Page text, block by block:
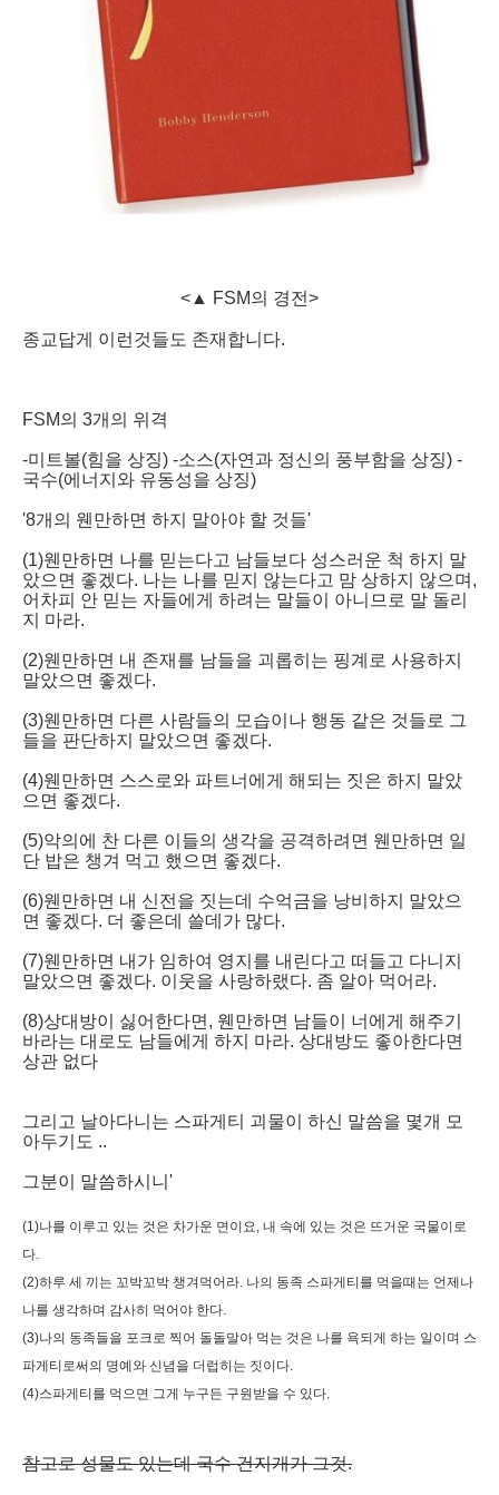
<▲ FSM의 경전>
종교답게 이런것들도 존재합니다.
FSM의 3개의 위격
-미트볼(힘을 상징) -소스(자연과 정신의 풍부함을 상징) -
국수(에너지와 유동성을 상징)
'8개의 웬만하면 하지 말아야 할 것들'
(1)웬만하면 나를 믿는다고 남들보다 성스러운 척 하지 말
았으면 좋겠다. 나는 나를 믿지 않는다고 맘 상하지 않으며,
어차피 안 믿는 자들에게 하려는 말들이 아니므로 말 돌리
지 마라.
(2)웬만하면 내 존재를 남들을 괴롭히는 핑계로 사용하지
말았으면 좋겠다.
(3)웬만하면 다른 사람들의 모습이나 행동 같은 것들로 그
들을 판단하지 말았으면 좋겠다.
(4)웬만하면 스스로와 파트너에게 해되는 짓은 하지 말았
으면 좋겠다.
(5)악의에 찬 다른 이들의 생각을 공격하려면 웬만하면 일
단 밥은 챙겨 먹고 했으면 좋겠다.
(6)웬만하면 내 신전을 짓는데 수억금을 낭비하지 말았으
면 좋겠다. 더 좋은데 쓸데가 많다.
(7)웬만하면 내가 임하여 영지를 내린다고 떠들고 다니지
말았으면 좋겠다. 이웃을 사랑하랬다. 좀 알아 먹어라.
(8)상대방이 싫어한다면, 웬만하면 남들이 너에게 해주기
바라는 대로도 남들에게 하지 마라. 상대방도 좋아한다면
상관 없다
그리고 날아다니는 스파게티 괴물이 하신 말씀을 몇개 모
아두기도 ..
그분이 말씀하시니'
(1)나를 이루고 있는 것은 차가운 면이요, 내 속에 있는 것은 뜨거운 국물이로
다.
(2)하루 세 끼는 꼬박꼬박 챙겨먹어라. 나의 동족 스파게티를 먹을때는 언제나
나를 생각하며 감사히 먹어야 한다.
(3)나의 동족들을 포크로 찍어 돌돌말아 먹는 것은 나를 욕되게 하는 일이며 스
파게티로써의 명예와 신념을 더럽히는 짓이다.
(4)스파게티를 먹으면 그게 누구든 구원받을 수 있다.
참고로 성물도 있는데 국수 건지개가 그것.